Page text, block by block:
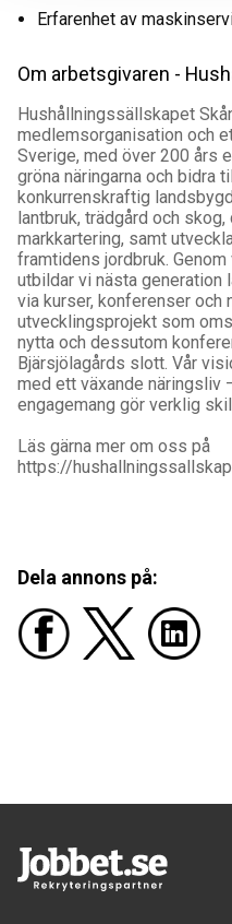
Erfarenhet av
Om arbetsgivaren -
Hushållningssällskapet
medlemsorganisation och
Sverige, med över 200 års
gröna näringarna och bidra
konkurrenskraftig
lantbruk, trädgård och
markkartering, samt
framtidens jordbruk.
utbildar vi nästa generation
via kurser, konferenser och
utvecklingsprojekt som
nytta och dessutom
Bjärsjölagårds slott. Vår
med ett växande näringsliv
engagemang gör verklig
Läs gärna mer om oss på
https://
Dela annons på: